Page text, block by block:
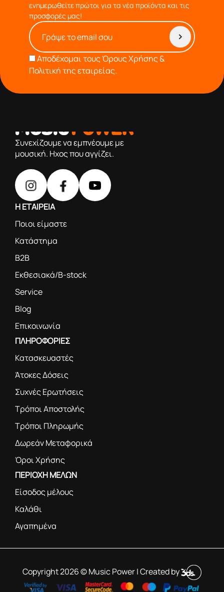
ενημερωθείτε πρώτοι για τα νέα προϊόντα και τις
προσφορές μας!
Αποδέχομαι τουςΌρους Χρήσης &
Πολιτική της εταιρείας.
Συνεχίζουμε να εμπνέουμε με
μουσική. Ηχος που αγγίζει.
Η ΕΤΑΙΡΕΙΑ
Ποιοι είμαστε
Κατάστημα
B2B
Εκθεσιακά/B-stock
Service
Blog
Επικοινωνία
ΠΛΗΡΟΦΟΡΙΕΣ
Κατασκευαστές
Άτοκες Δόσεις
Συχνές Ερωτήσεις
Τρόποι Αποστολής
Τρόποι Πληρωμής
Δωρεάν Μεταφορικά
Όροι Χρήσης
ΠΕΡΙΟΧΗ ΜΕΛΩΝ
Είσοδος μέλους
Καλάθι
Αγαπημένα
Copyright 2026 © Music Power | Created by